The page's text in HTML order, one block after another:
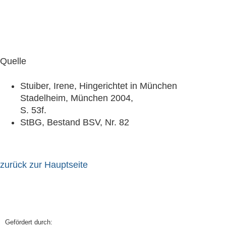
Quelle
Stuiber, Irene, Hingerichtet in München
Stadelheim, München 2004,
S. 53f.
StBG, Bestand BSV, Nr. 82
zurück zur Hauptseite